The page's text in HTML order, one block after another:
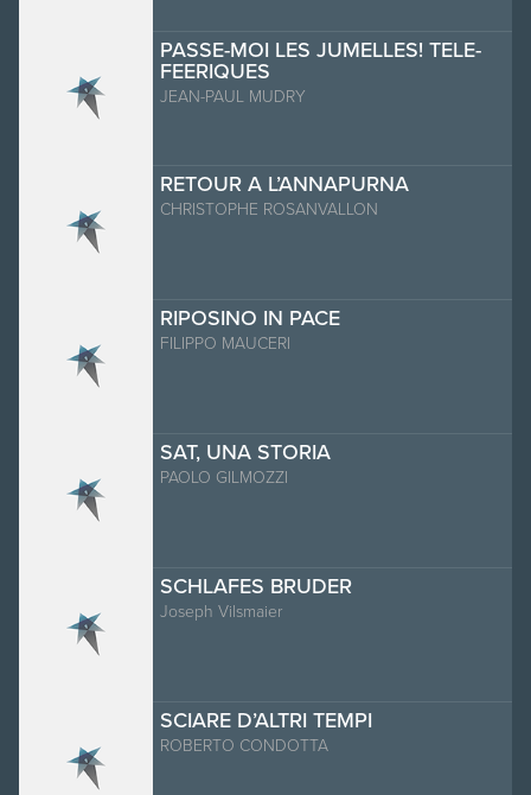
PASSE-MOI LES JUMELLES! TELE-
FEERIQUES
JEAN-PAUL MUDRY
RETOUR A L’ANNAPURNA
CHRISTOPHE ROSANVALLON
RIPOSINO IN PACE
FILIPPO MAUCERI
SAT, UNA STORIA
PAOLO GILMOZZI
SCHLAFES BRUDER
Joseph Vilsmaier
SCIARE D’ALTRI TEMPI
ROBERTO CONDOTTA